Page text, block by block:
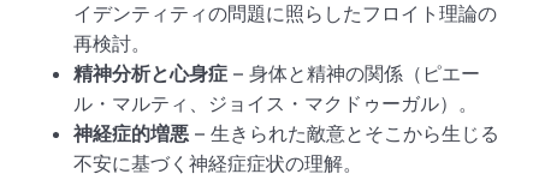
イデンティティの問題に照らしたフロイト理論の
再検討。
精神分析と心身症 – 身体と精神の関係（ピエー
ル・マルティ、ジョイス・マクドゥーガル）。
神経症的増悪 – 生きられた敵意とそこから生じる
不安に基づく神経症症状の理解。